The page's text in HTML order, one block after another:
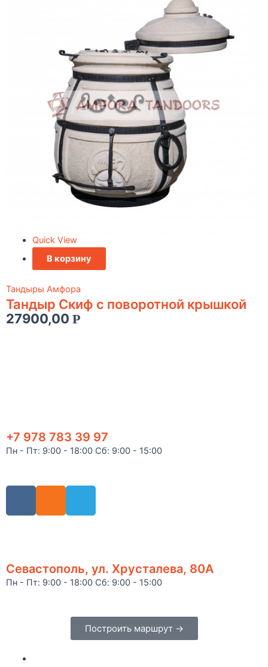
Quick View
В корзину
Тандыры Амфора
Тандыр Скиф с поворотной крышкой
27900,00 Р
+7 978 783 39 97
Пн - Пт: 9:00 - 18:00 Сб: 9:00 - 15:00
Севастополь, ул. Хрусталева, 80А
Пн - Пт: 9:00 - 18:00 Сб: 9:00 - 15:00
Построить маршрут →